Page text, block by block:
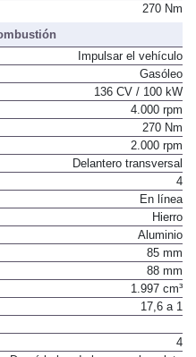
270 Nm
Impulsar el vehículo
Gasóleo
136 CV / 100 kW
4.000 rpm
270 Nm
2.000 rpm
Delantero transversal
4
En línea
Hierro
Aluminio
85 mm
88 mm
1.997 cm³
17,6 a 1
4